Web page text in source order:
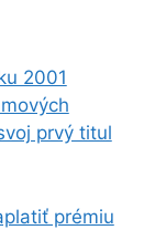
2001
prvý titul
prémiu